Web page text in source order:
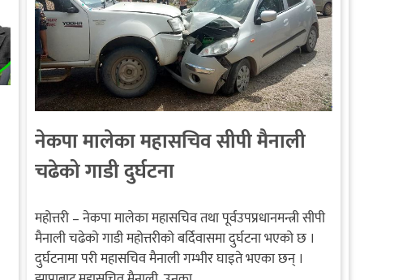
नेकपा मालेका महासचिव सीपी मैनाली
चढेको गाडी दुर्घटना
महोत्तरी – नेकपा मालेका महासचिव तथा पूर्वउपप्रधानमन्त्री सीपी
मैनाली चढेको गाडी महोत्तरीको बर्दिवासमा दुर्घटना भएको छ ।
दुर्घटनामा परी महासचिव मैनाली गम्भीर घाइते भएका छन् ।